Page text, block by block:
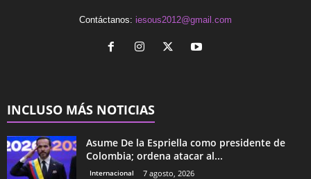
Contáctanos: iesous2012@gmail.com
INCLUSO MÁS NOTICIAS
Asume De la Espriella como presidente de
Colombia; ordena atacar al...
Internacional 7 agosto, 2026